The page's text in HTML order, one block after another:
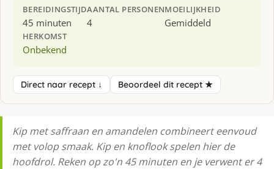
BEREIDINGSTIJD
45 minuten
AANTAL PERSONEN
4
MOEILIJKHEID
Gemiddeld
HERKOMST
Onbekend
Direct naar recept ↓ Beoordeel dit recept ★
Kip met saffraan en amandelen combineert eenvoud
met volop smaak. Kip en knoflook spelen hier de
hoofdrol. Reken op zo'n 45 minuten en je verwent er 4